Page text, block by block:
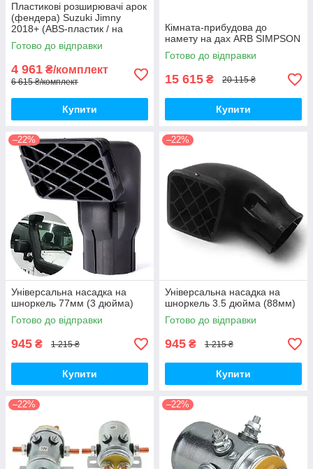
Пластикові розширювачі арок
(фендера) Suzuki Jimny
2018+ (ABS-пластик / на
скотчі 3М)
Готово до відправки
4 961 ₴/комплект
6 615 ₴/комплект
Купити
Кімната-прибудова до
намету на дах ARB SIMPSON
Готово до відправки
15 615 ₴ 20 115 ₴
Купити
–22%
Універсальна насадка на
шноркель 77мм (3 дюйма)
Готово до відправки
945 ₴ 1 215 ₴
Купити
–22%
Універсальна насадка на
шноркель 3.5 дюйма (88мм)
Готово до відправки
945 ₴ 1 215 ₴
Купити
–22% –22%